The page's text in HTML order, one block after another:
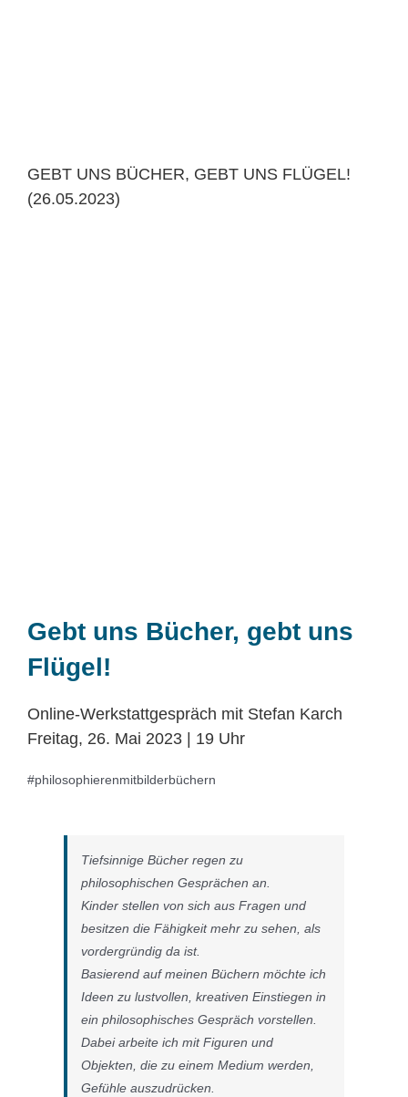
GEBT UNS BÜCHER, GEBT UNS FLÜGEL!
(26.05.2023)
Gebt uns Bücher, gebt uns
Flügel!
Online-Werkstattgespräch mit Stefan Karch
Freitag, 26. Mai 2023 | 19 Uhr
#philosophierenmitbilderbüchern
Tiefsinnige Bücher regen zu
philosophischen Gesprächen an.
Kinder stellen von sich aus Fragen und
besitzen die Fähigkeit mehr zu sehen, als
vordergründig da ist.
Basierend auf meinen Büchern möchte ich
Ideen zu lustvollen, kreativen Einstiegen in
ein philosophisches Gespräch vorstellen.
Dabei arbeite ich mit Figuren und
Objekten, die zu einem Medium werden,
Gefühle auszudrücken.